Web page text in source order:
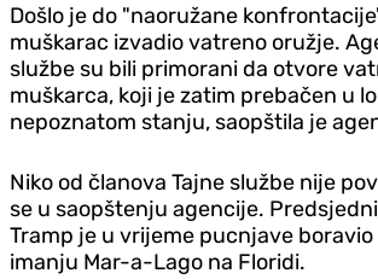
Došlo je do "naoružane
muškarac izvadio vatreno oružje.
službe su bili primorani da otvore
muškarca, koji je zatim prebačen u
nepoznatom stanju, saopštila je
Niko od članova Tajne službe nije
se u saopštenju agencije.
Tramp je u vrijeme pucnjave boravio
imanju Mar-a-Lago na Floridi.